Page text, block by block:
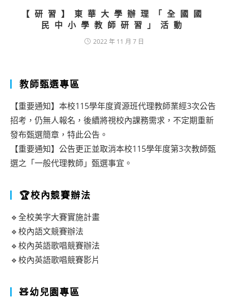
【研習】東華大學辦理「全國國
民中小學教師研習」活動
2022 年 11 月 7 日
教師甄選專區
【重要通知】本校115學年度資源班代理教師業經3次公告
招考，仍無人報名，後續將視校內課務需求，不定期重新
發布甄選簡章，特此公告。
【重要通知】公告更正並取消本校115學年度第3次教師甄
選之「一般代理教師」甄選事宜。
🏆校內競賽辦法
🔹全校美字大賽實施計畫
🔹校內語文競賽辦法
🔹校內英語歌唱競賽辦法
🔹校內英語歌唱競賽影片
🧸幼兒園專區